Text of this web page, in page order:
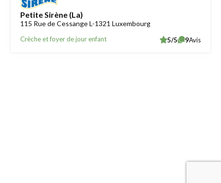
Petite Sirène (La)
115 Rue de Cessange L-1321 Luxembourg
Crèche et foyer de jour enfant 5/5 9Avis